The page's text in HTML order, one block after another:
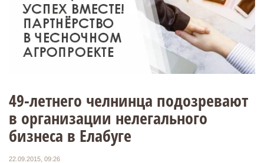
49-летнего челнинца подозревают
в организации нелегального
бизнеса в Елабуге
22.09.2015, 09:26